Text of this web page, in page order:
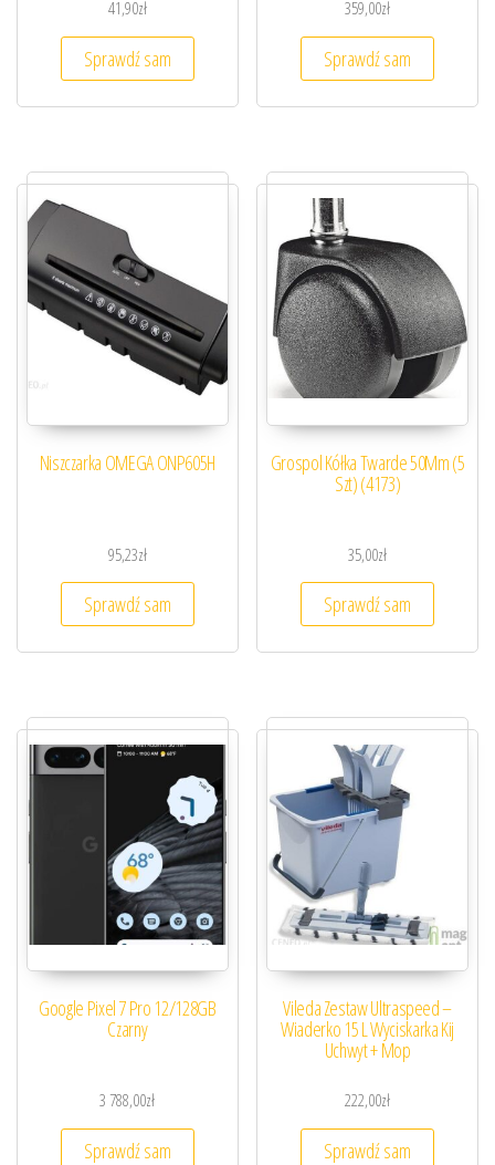
41,90zł
Sprawdź sam
359,00zł
Sprawdź sam
Niszczarka OMEGA ONP605H
95,23zł
Sprawdź sam
Grospol Kółka Twarde 50Mm (5
Szt) (4173)
35,00zł
Sprawdź sam
Google Pixel 7 Pro 12/128GB
Czarny
3 788,00zł
Sprawdź sam
Vileda Zestaw Ultraspeed –
Wiaderko 15 L Wyciskarka Kij
Uchwyt + Mop
222,00zł
Sprawdź sam